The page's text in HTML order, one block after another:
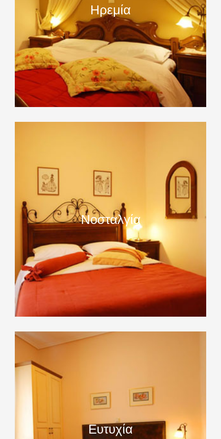
Ηρεμία
Νοσταλγία
Ευτυχία